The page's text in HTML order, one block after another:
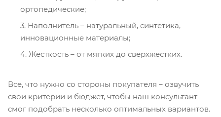
ортопедические;
Наполнитель – натуральный, синтетика,
инновационные материалы;
Жесткость – от мягких до сверхжестких.
Все, что нужно со стороны покупателя – озвучить
свои критерии и бюджет, чтобы наш консультант
смог подобрать несколько оптимальных вариантов.